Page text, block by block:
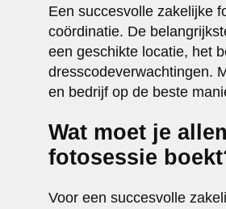
Een succesvolle zakelijke
coördinatie. De
een geschikte locatie, het
dresscodeverwachtingen.
en bedrijf op de beste
Wat moet je
fotosessie
Voor een succesvolle